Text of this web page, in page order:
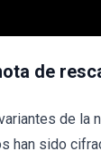
de
de la
han sido